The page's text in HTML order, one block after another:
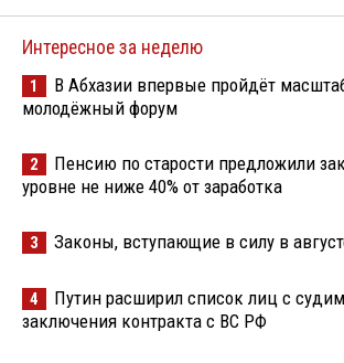
Интересное за неделю
1
В Абхазии впервые пройдёт
молодёжный форум
2
Пенсию по старости предложили
уровне не ниже 40% от заработка
3 Законы, вступающие в силу в
4
Путин расширил список лиц с
заключения контракта с ВС РФ